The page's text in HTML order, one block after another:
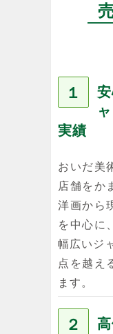
１
実績
おいだ美
店舗をか
洋画から
を中心に
幅広いジ
点を越え
ます。
２